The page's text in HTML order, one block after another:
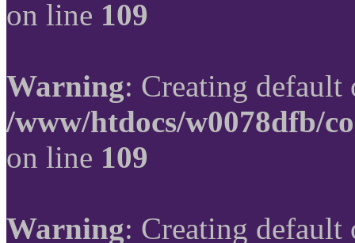
on line 109
Warning: Creating
/www/htdocs/w0078dfb/
on line 109
Warning: Creating